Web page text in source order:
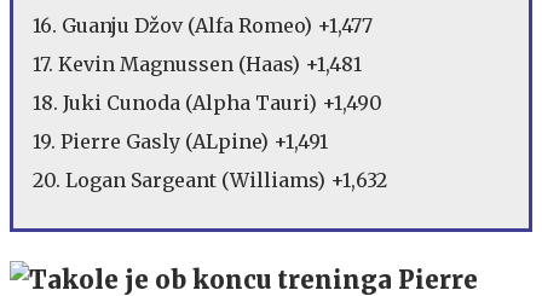
16. Guanju Džov (Alfa Romeo) +1,477
17. Kevin Magnussen (Haas) +1,481
18. Juki Cunoda (Alpha Tauri) +1,490
19. Pierre Gasly (ALpine) +1,491
20. Logan Sargeant (Williams) +1,632